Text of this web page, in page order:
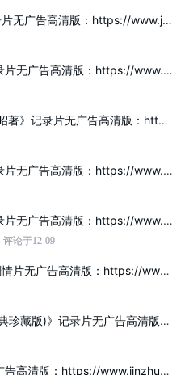
：https://www.jinzhuqq.com/dyvideo/117817.html
：https://www.jinzhuqq.com/dyvideo/117819.html
高清版：https://www.jinzhuqq.com/dyvideo/117812.html
：https://www.jinzhuqq.com/dyvideo/117821.html
：https://www.jinzhuqq.com/dyvideo/117820.html
评论于12-09
版：https://www.jinzhuqq.com/dyvideo/117814.html
告高清版：https://www.jinzhuqq.com/dyvideo/117808.html
https://www.jinzhuqq.com/dyvideo/117807.html